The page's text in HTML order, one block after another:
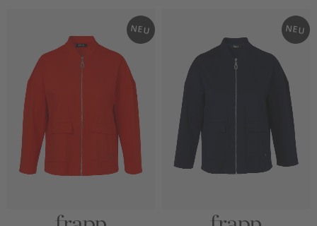
NEU NEU